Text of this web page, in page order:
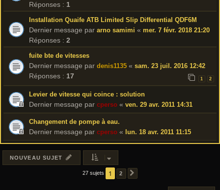
Réponses : 1
Installation Quaife ATB Limited Slip Differential QDF6M
Dernier message par arno samimi « mer. 7 févr. 2018 21:20
Réponses : 2
fuite bte de vitesses
Dernier message par denis1135 « sam. 23 juil. 2016 12:42
Réponses : 17 1 2
Levier de vitesse qui coince : solution
Dernier message par cperso « ven. 29 avr. 2011 14:31
Changement de pompe à eau.
Dernier message par cperso « lun. 18 avr. 2011 11:15
NOUVEAU SUJET
27 sujets 1 2